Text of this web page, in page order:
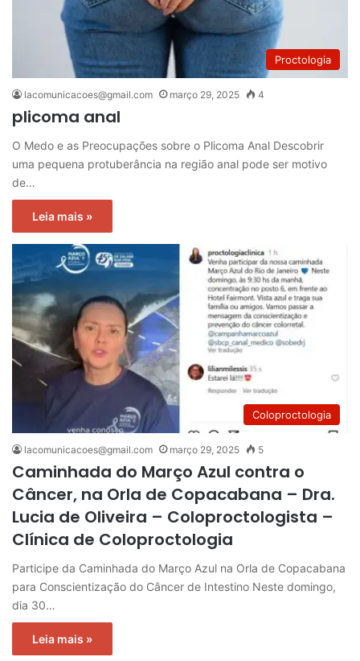
Proctologia
lacomunicacoes@gmail.com março 29, 2025 4
plicoma anal
O Medo e as Preocupações sobre o Plicoma Anal Descobrir
uma pequena protuberância na região anal pode ser motivo
de…
Leia mais »
Coloproctologia
lacomunicacoes@gmail.com março 29, 2025 5
Caminhada do Março Azul contra o
Câncer, na Orla de Copacabana – Dra.
Lucia de Oliveira – Coloproctologista –
Clínica de Coloproctologia
Participe da Caminhada do Março Azul na Orla de Copacabana
para Conscientização do Câncer de Intestino Neste domingo,
dia 30…
Leia mais »